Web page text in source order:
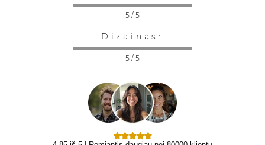
5 / 5
Dizainas:
5 / 5